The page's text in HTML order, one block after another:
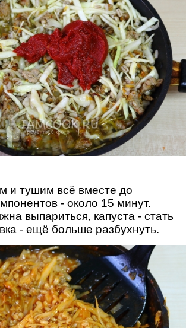
и тушим всё вместе до
- около 15 минут.
выпариться, капуста - стать
- ещё больше разбухнуть.